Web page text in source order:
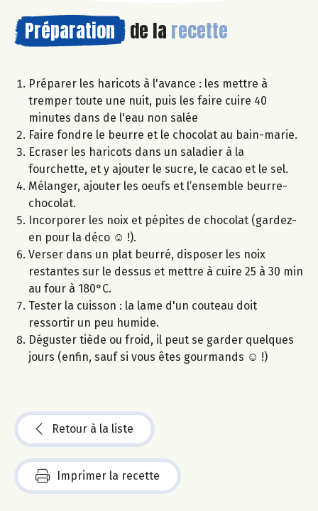
Préparation de la recette
Préparer les haricots à l'avance : les mettre à
tremper toute une nuit, puis les faire cuire 40
minutes dans de l'eau non salée
Faire fondre le beurre et le chocolat au bain-marie.
Ecraser les haricots dans un saladier à la
fourchette, et y ajouter le sucre, le cacao et le sel.
Mélanger, ajouter les oeufs et l’ensemble beurre-
chocolat.
Incorporer les noix et pépites de chocolat (gardez-
en pour la déco ☺ !).
Verser dans un plat beurré, disposer les noix
restantes sur le dessus et mettre à cuire 25 à 30 min
au four à 180°C.
Tester la cuisson : la lame d'un couteau doit
ressortir un peu humide.
Déguster tiède ou froid, il peut se garder quelques
jours (enfin, sauf si vous êtes gourmands ☺ !)
Retour à la liste
Imprimer la recette